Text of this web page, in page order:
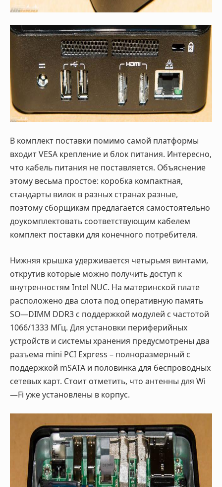
В комплект поставки помимо самой платформы
входитVESA крепление и блок питания. Интересно,
что кабель питания не поставляется. Объяснение
этому весьма простое: коробка компактная,
стандарты вилок в разных странах разные,
поэтому сборщикам предлагается самостоятельно
доукомплектовать соответствующим кабелем
комплект поставки для конечного потребителя.
Нижняя крышка удерживается четырьмя винтами,
открутив которые можно получить доступ к
внутренностям Intel NUC. На материнской плате
расположено два слота под оперативную память
SO—DIMM DDR3 с поддержкой модулей с частотой
1066/1333 МГц. Для установки периферийных
устройств и системы хранения предусмотрены два
разъема mini PCI Express – полноразмерный с
поддержкой mSATA и половинка для беспроводных
сетевых карт. Стоит отметить, что антенны для Wi
—Fi уже установлены в корпус.